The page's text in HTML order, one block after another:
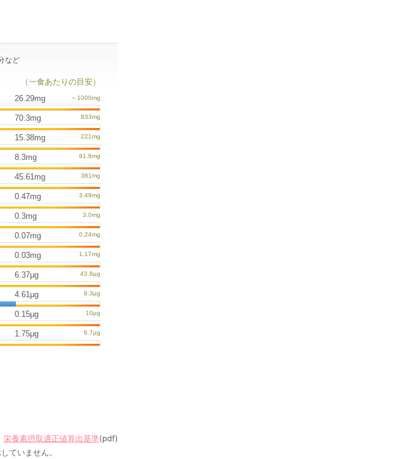
など
（一食あたりの目安）
26.29mg
70.3mg
15.38mg
8.3mg
45.61mg
0.47mg
0.3mg
0.07mg
0.03mg
6.37μg
4.61μg
0.15μg
1.75μg
栄養素摂取適正値算出基準(pdf)
ていません。